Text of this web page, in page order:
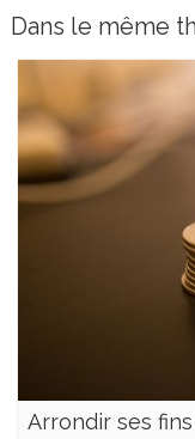
Dans le même
Arrondir ses